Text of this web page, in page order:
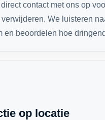
contact met ons op
verwijderen. We luisteren
en beoordelen hoe
op locatie